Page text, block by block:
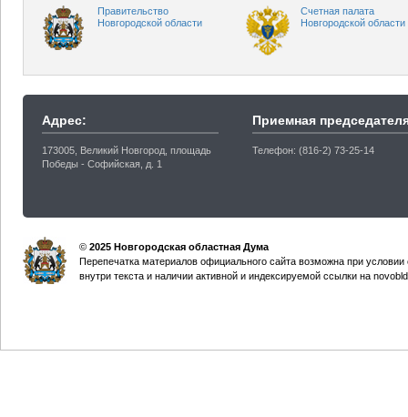
Правительство
Новгородской области
Счетная палата
Новгородской области
Адрес:
173005, Великий Новгород, площадь
Победы - Софийская, д. 1
Приемная
Телефон: (816-2) 73-25-14
© 2025 Новгородская областная Дума
Перепечатка материалов официального сайта возможна при
внутри текста и наличии активной и индексируемой ссылки на